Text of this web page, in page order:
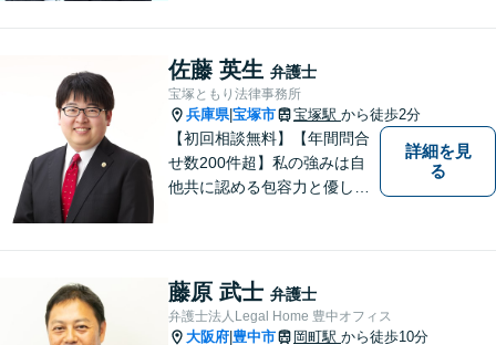
様と信頼関係を築いて紛争解
決し、解決後の人生を幸せに
過ごして頂きたいと願いを込
めています。
佐藤 英生 弁護士
宝塚ともり法律事務所
兵庫県|宝塚市 宝塚駅 から徒歩2分
【初回相談無料】【年間問合
せ数200件超】私の強みは自
他共に認める包容力と優しさ
お一人で悩まずに、一度ご相
談にいらしてください。【現
役非常勤裁判官】【宝塚駅徒
詳細を見
る
藤原 武士 弁護士
弁護士法人Legal Home 豊中オフィス
大阪府 豊中市 岡町駅 から徒歩10分